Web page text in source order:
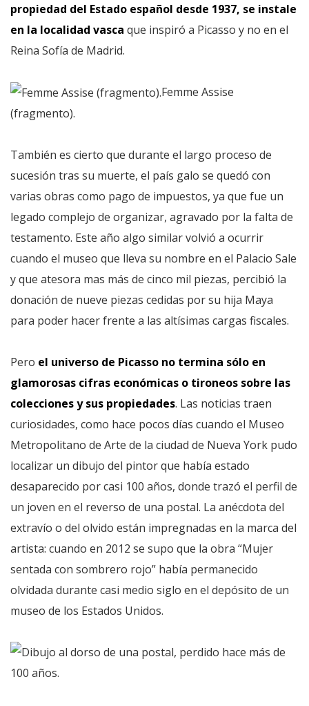
propiedad del Estado español desde 1937, se instale
en la localidad vasca que inspiró a Picasso y no en el
Reina Sofía de Madrid.
Femme Assise
(fragmento).
También es cierto que durante el largo proceso de
sucesión tras su muerte, el país galo se quedó con
varias obras como pago de impuestos, ya que fue un
legado complejo de organizar, agravado por la falta de
testamento. Este año algo similar volvió a ocurrir
cuando el museo que lleva su nombre en el Palacio Sale
y que atesora mas más de cinco mil piezas, percibió la
donación de nueve piezas cedidas por su hija Maya
para poder hacer frente a las altísimas cargas fiscales.
Pero el universo de Picasso no termina sólo en
glamorosas cifras económicas o tironeos sobre las
colecciones y sus propiedades. Las noticias traen
curiosidades, como hace pocos días cuando el Museo
Metropolitano de Arte de la ciudad de Nueva York pudo
localizar un dibujo del pintor que había estado
desaparecido por casi 100 años, donde trazó el perfil de
un joven en el reverso de una postal. La anécdota del
extravío o del olvido están impregnadas en la marca del
artista: cuando en 2012 se supo que la obra “Mujer
sentada con sombrero rojo” había permanecido
olvidada durante casi medio siglo en el depósito de un
museo de los Estados Unidos.